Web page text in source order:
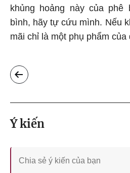
khủng hoảng này của
bình, hãy tự cứu mình. Nếu
mãi chỉ là một phụ phẩm
Ý kiến